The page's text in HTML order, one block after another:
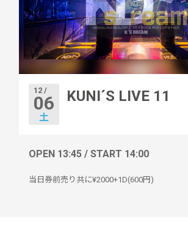
12 /
06
土
KUNI´S LIVE 11
OPEN 13:45 / START 14:00
当日券前売り共に¥2000+1D(600円)